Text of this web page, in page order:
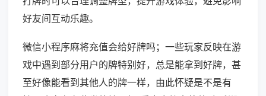
好友间互动乐趣。
微信小程序麻将充值会给好牌吗；一些玩家反映在游
戏中遇到部分用户的牌特别好，总是能拿到好牌，甚
至好像能看到其他人的牌一样，由此怀疑是不是有